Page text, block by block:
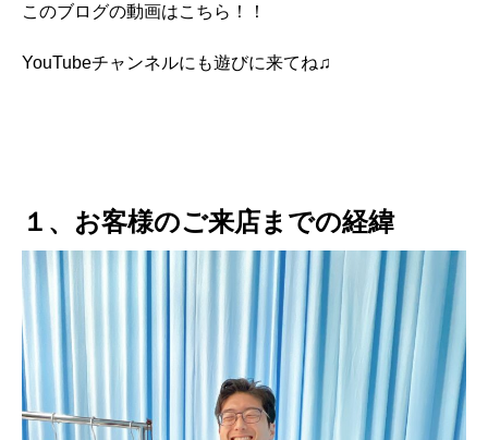
このブログの動画はこちら！！
YouTubeチャンネルにも遊びに来てね♫
１、お客様のご来店までの経緯